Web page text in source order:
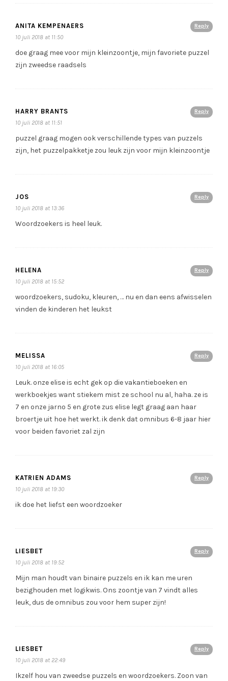
Reply
ANITA KEMPENAERS
10 juli 2018 at 11:50
doe graag mee voor mijn kleinzoontje, mijn favoriete puzzel
zijn zweedse raadsels
Reply
HARRY BRANTS
10 juli 2018 at 11:51
puzzel graag mogen ook verschillende types van puzzels
zijn, het puzzelpakketje zou leuk zijn voor mijn kleinzoontje
Reply
JOS
10 juli 2018 at 13:36
Woordzoekers is heel leuk.
Reply
HELENA
10 juli 2018 at 15:52
woordzoekers, sudoku, kleuren, … nu en dan eens afwisselen
vinden de kinderen het leukst
Reply
MELISSA
10 juli 2018 at 16:05
Leuk. onze elise is echt gek op die vakantieboeken en
werkboekjes want stiekem mist ze school nu al, haha. ze is
7 en onze jarno 5 en grote zus elise legt graag aan haar
broertje uit hoe het werkt. ik denk dat omnibus 6-8 jaar hier
voor beiden favoriet zal zijn
Reply
KATRIEN ADAMS
10 juli 2018 at 19:30
ik doe het liefst een woordzoeker
Reply
LIESBET
10 juli 2018 at 19:52
Mijn man houdt van binaire puzzels en ik kan me uren
bezighouden met logikwis. Ons zoontje van 7 vindt alles
leuk, dus de omnibus zou voor hem super zijn!
Reply
LIESBET
10 juli 2018 at 22:49
Ikzelf hou van zweedse puzzels en woordzoekers. Zoon van